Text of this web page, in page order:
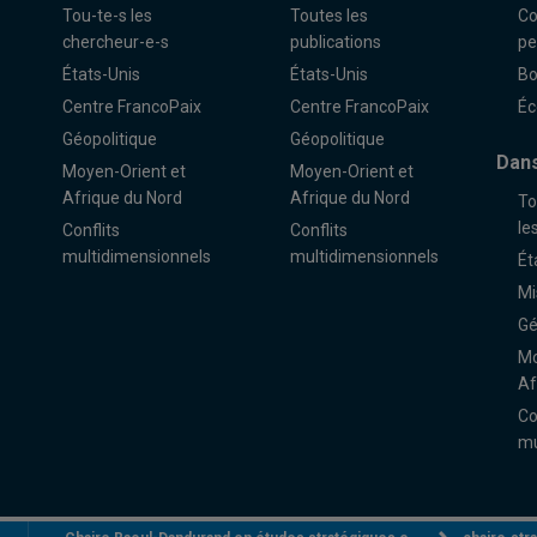
Tou-te-s les
chercheur-e-s
États-Unis
Centre FrancoPaix
Géopolitique
Moyen-Orient et
Afrique du Nord
Conflits
multidimensionnels
Toutes les
publications
États-Unis
Centre FrancoPaix
Géopolitique
Moyen-Orient et
Afrique du Nord
Conflits
multidimensionnels